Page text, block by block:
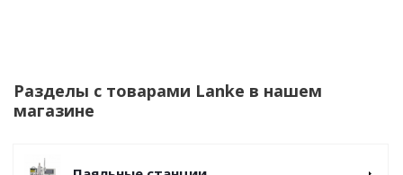
Разделы с товарами Lanke в нашем
магазине